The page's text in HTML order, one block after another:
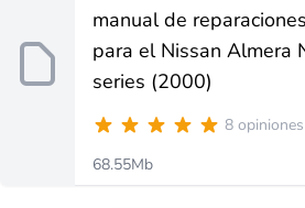
manual de reparaciones
para el Nissan Almera
series (2000)
8 opiniones
68.55Mb